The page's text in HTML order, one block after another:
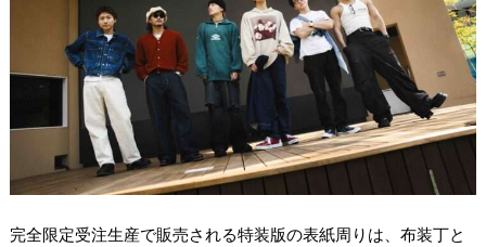
完全限定受注生産で販売される特装版の表紙周りは、布装丁と